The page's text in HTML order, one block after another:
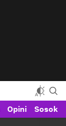
Opini Sosok